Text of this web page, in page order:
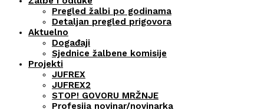
Pregled žalbi po godinama
Detaljan pregled prigovora
Aktuelno
Događaji
Sjednice žalbene komisije
Projekti
JUFREX
JUFREX2
STOP! GOVORU MRŽNJE
Profesija novinar/novinarka